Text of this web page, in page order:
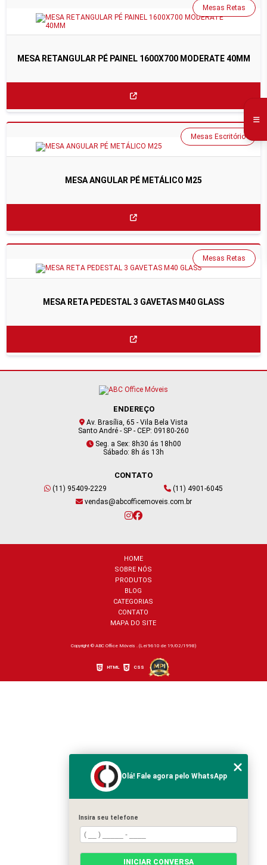
MESA RETANGULAR PÉ PAINEL 1600X700 MODERATE 40MM
Mesas Retas
MESA ANGULAR PÉ METÁLICO M25
Mesas Escritório
MESA RETA PEDESTAL 3 GAVETAS M40 GLASS
Mesas Retas
ENDEREÇO
Av. Brasília, 65 - Vila Bela Vista
Santo André - SP - CEP: 09180-260
Seg. a Sex: 8h30 ás 18h00
Sábado: 8h ás 13h
CONTATO
(11) 95409-2229
(11) 4901-6045
vendas@abcofficemoveis.com.br
HOME
SOBRE NÓS
PRODUTOS
BLOG
CATEGORIAS
CONTATO
MAPA DO SITE
Copyright © ABC Office Móveis . (Lei 9610 de 19/02/1998)
HTML CSS
Olá! Fale agora pelo WhatsApp
Insira seu telefone
INICIAR CONVERSA